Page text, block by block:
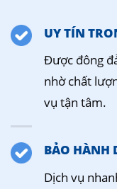
UY TÍN
Được đông
nhờ chất
vụ tận tâm.
BẢO HÀNH
Dịch vụ